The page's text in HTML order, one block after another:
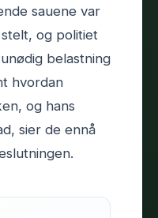
sauene var
og politiet
belastning
hvordan
og hans
sier de ennå